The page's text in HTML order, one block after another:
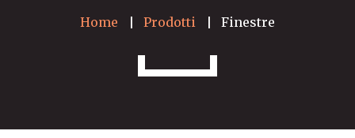
Home Prodotti Finestre